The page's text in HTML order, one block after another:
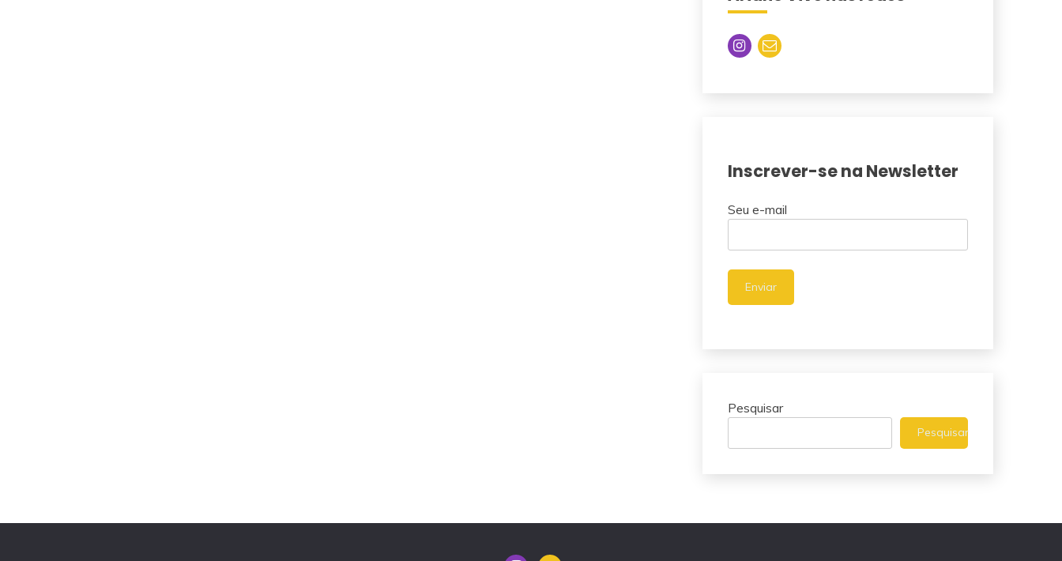
Inscrever-se na Newsletter
Seu e-mail
Pesquisar
Pesquisar